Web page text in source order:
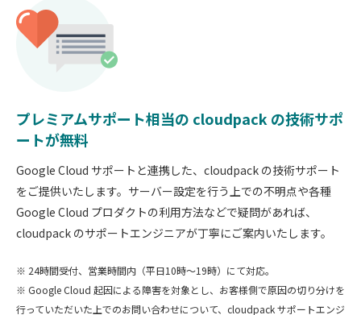
プレミアムサポート相当の cloudpack の技術サポ
ートが無料
Google Cloud サポートと連携した、cloudpack の技術サポート
をご提供いたします。サーバー設定を行う上での不明点や各種
Google Cloud プロダクトの利用方法などで疑問があれば、
cloudpack のサポートエンジニアが丁寧にご案内いたします。
※ 24時間受付、営業時間内（平日10時〜19時）にて対応。
※ Google Cloud 起因による障害を対象とし、お客様側で原因の切り分けを
行っていただいた上でのお問い合わせについて、cloudpack サポートエンジ